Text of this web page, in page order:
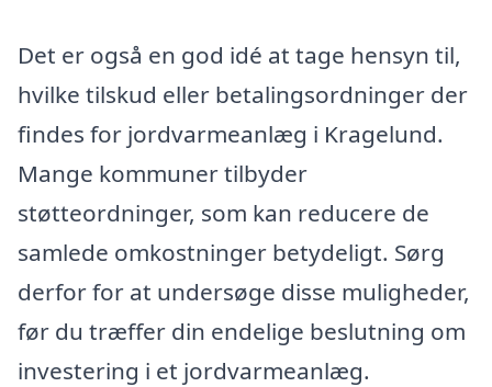
Det er også en god idé at tage hensyn til,
hvilke tilskud eller betalingsordninger der
findes for jordvarmeanlæg i Kragelund.
Mange kommuner tilbyder
støtteordninger, som kan reducere de
samlede omkostninger betydeligt. Sørg
derfor for at undersøge disse muligheder,
før du træffer din endelige beslutning om
investering i et jordvarmeanlæg.